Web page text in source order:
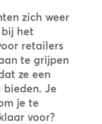
zich weer
het
retailers
te grijpen
ze een
Je
je te
voor?